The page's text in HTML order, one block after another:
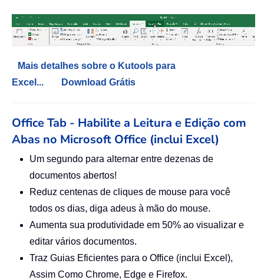
Mais detalhes sobre o Kutools para
Excel...
Download Grátis
Office Tab - Habilite a Leitura e Edição com
Abas no Microsoft Office (inclui Excel)
Um segundo para alternar entre dezenas de
documentos abertos!
Reduz centenas de cliques de mouse para você
todos os dias, diga adeus à mão do mouse.
Aumenta sua produtividade em 50% ao visualizar e
editar vários documentos.
Traz Guias Eficientes para o Office (inclui Excel),
Assim Como Chrome, Edge e Firefox.